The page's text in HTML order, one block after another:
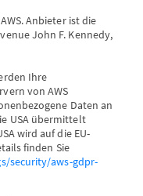
Anbieter ist die
John F. Kennedy,
Ihre
von AWS
Daten an
USA übermittelt
wird auf die EU-
finden Sie
security/aws-gdpr-